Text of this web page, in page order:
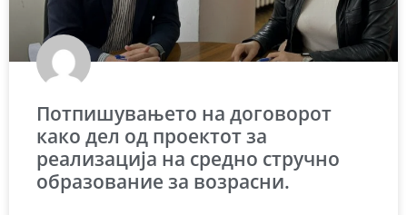
Потпишувањето на договорот
како дел од проектот за
реализација на средно стручно
образование за возрасни.